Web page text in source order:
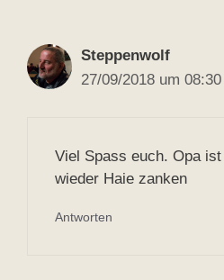
Steppenwolf
27/09/2018 um
Viel Spass euch. Opa
wieder Haie zanken
Antworten